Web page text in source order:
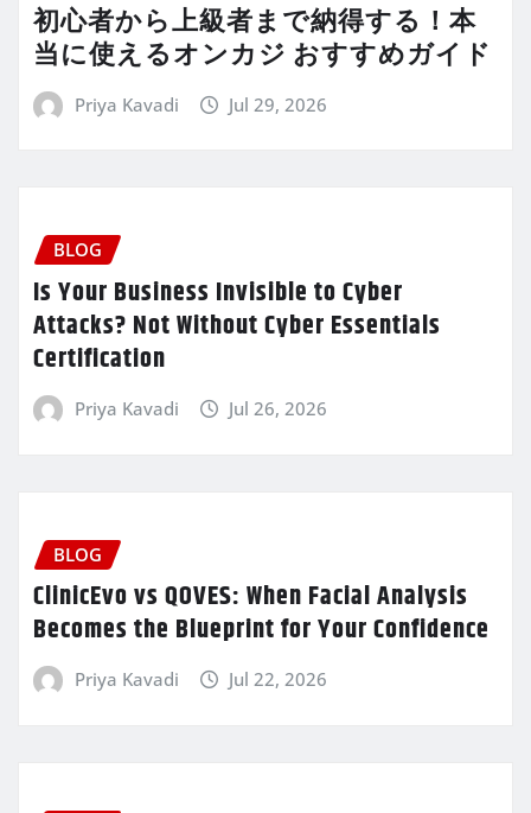
初心者から上級者まで納得する！本
当に使えるオンカジ おすすめガイド
Priya Kavadi Jul 29, 2026
BLOG
Is Your Business Invisible to Cyber
Attacks? Not Without Cyber Essentials
Certification
Priya Kavadi Jul 26, 2026
BLOG
ClinicEvo vs QOVES: When Facial Analysis
Becomes the Blueprint for Your Confidence
Priya Kavadi Jul 22, 2026